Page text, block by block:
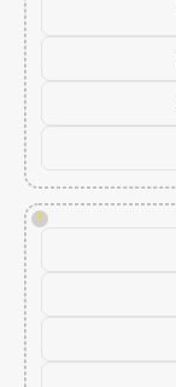
!